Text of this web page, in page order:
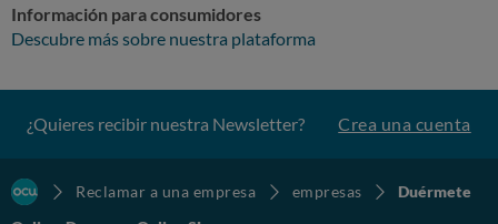
Información para consumidores
Descubre más sobre nuestra plataforma
¿Quieres recibir nuestra Newsletter? Crea una cuenta
Reclamar a una empresa empresas
Duérmete